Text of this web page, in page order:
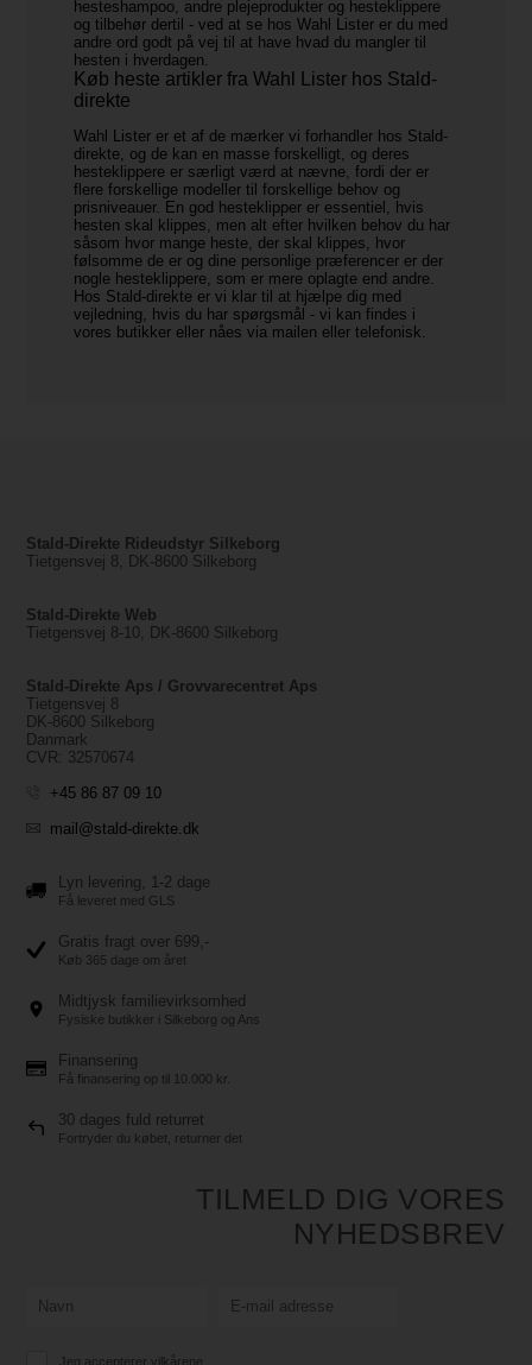
hesteshampoo, andre plejeprodukter og hesteklippere
og tilbehør dertil - ved at se hos Wahl Lister er du med
andre ord godt på vej til at have hvad du mangler til
hesten i hverdagen.
Køb heste artikler fra Wahl Lister hos Stald-
direkte
Wahl Lister er et af de mærker vi forhandler hos Stald-
direkte, og de kan en masse forskelligt, og deres
hesteklippere er særligt værd at nævne, fordi der er
flere forskellige modeller til forskellige behov og
prisniveauer. En god hesteklipper er essentiel, hvis
hesten skal klippes, men alt efter hvilken behov du har
såsom hvor mange heste, der skal klippes, hvor
følsomme de er og dine personlige præferencer er der
nogle hesteklippere, som er mere oplagte end andre.
Hos Stald-direkte er vi klar til at hjælpe dig med
vejledning, hvis du har spørgsmål - vi kan findes i
vores butikker eller nåes via mailen eller telefonisk.
Stald-Direkte Rideudstyr Silkeborg
Tietgensvej 8, DK-8600 Silkeborg
Stald-Direkte Web
Tietgensvej 8-10, DK-8600 Silkeborg
Stald-Direkte Aps / Grovvarecentret Aps
Tietgensvej 8
DK-8600 Silkeborg
Danmark
CVR: 32570674
+45 86 87 09 10
mail@stald-direkte.dk
Lyn levering, 1-2 dage
Få leveret med GLS
Gratis fragt over 699,-
Køb 365 dage om året
Midtjysk familievirksomhed
Fysiske butikker i Silkeborg og Ans
Finansering
Få finansering op til 10.000 kr.
30 dages fuld returret
Fortryder du købet, returner det
TILMELD DIG VORES
NYHEDSBREV
Jeg accepterer vilkårene